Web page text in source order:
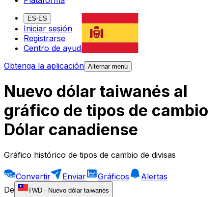
ES-ES
Iniciar sesión
Registrarse
Centro de ayuda
Obtenga la aplicación Alternar menú
Nuevo dólar taiwanés al
gráfico de tipos de cambio
Dólar canadiense
Gráfico histórico de tipos de cambio de divisas
Convertir Enviar Gráficos
Alertas
De
TWD - Nuevo dólar taiwanés